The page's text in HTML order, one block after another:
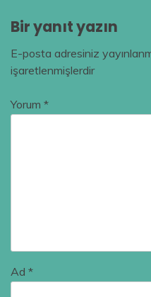
Bir yanıt yazın
E-posta adresiniz
işaretlenmişlerdir
Yorum *
Ad *